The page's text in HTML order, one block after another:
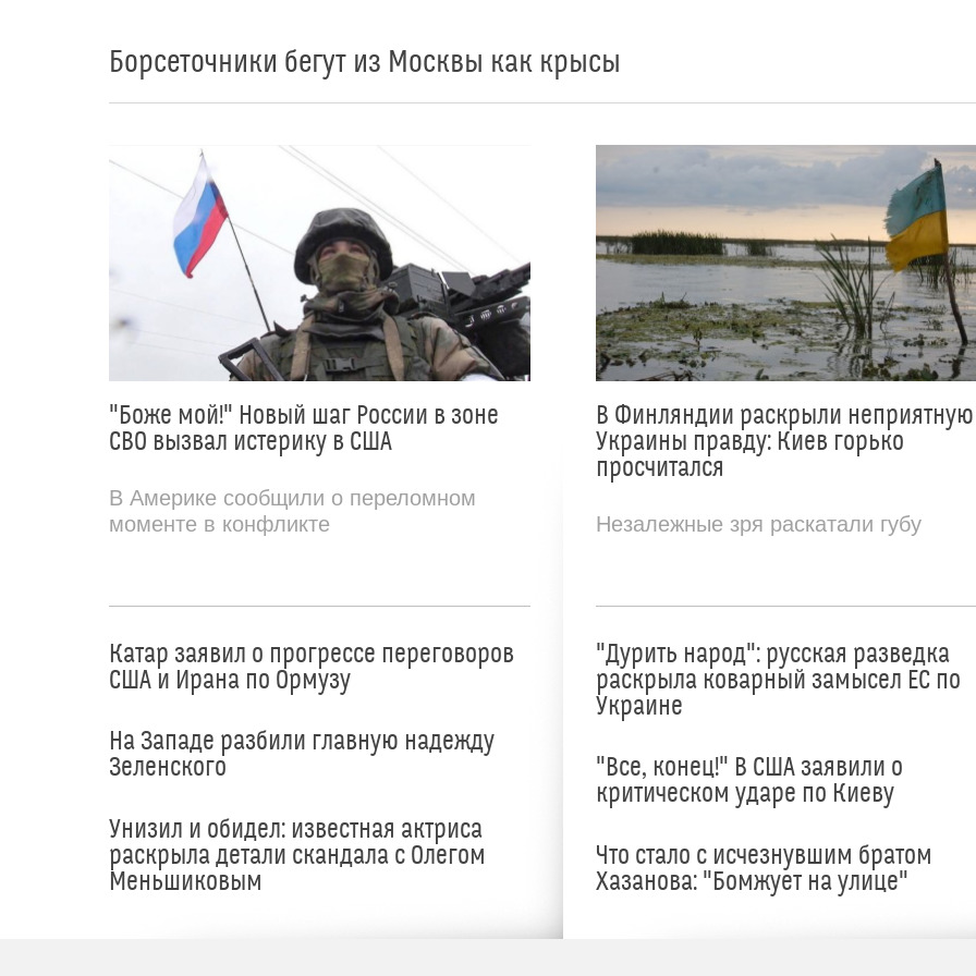
Борсеточники бегут из Москвы как крысы
"Боже мой!" Новый шаг России в зоне
СВО вызвал истерику в США
В Америке сообщили о переломном
моменте в конфликте
Катар заявил о прогрессе переговоров
США и Ирана по Ормузу
На Западе разбили главную надежду
Зеленского
Унизил и обидел: известная актриса
раскрыла детали скандала с Олегом
Меньшиковым
В Финляндии раскрыли
Украины правду: Киев горько
просчитался
Незалежные зря раскатали губу
"Дурить народ": русская разведка
раскрыла коварный замысел ЕС по
Украине
"Все, конец!" В США заявили о
критическом ударе по Киеву
Что стало с исчезнувшим братом
Хазанова: "Бомжует на улице"